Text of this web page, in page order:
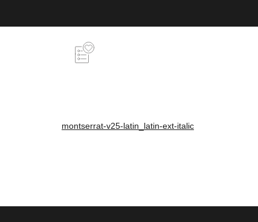
montserrat-v25-latin_latin-ext-italic